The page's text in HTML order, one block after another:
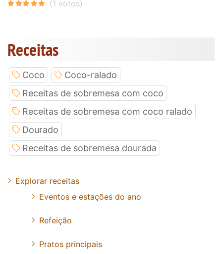
Receitas
Coco
Coco-ralado
Receitas de sobremesa com coco
Receitas de sobremesa com coco ralado
Dourado
Receitas de sobremesa dourada
Explorar receitas
Eventos e estações do ano
Refeição
Pratos principais